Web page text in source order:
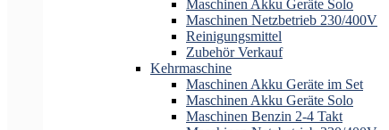
Maschinen Akku Geräte Solo
Maschinen Netzbetrieb 230/400V
Reinigungsmittel
Zubehör Verkauf
Kehrmaschine
Maschinen Akku Geräte im Set
Maschinen Akku Geräte Solo
Maschinen Benzin 2-4 Takt